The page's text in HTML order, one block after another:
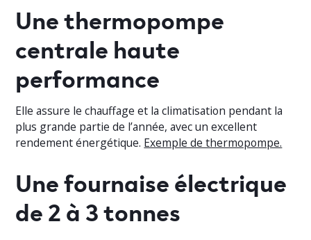
Une thermopompe
centrale haute
performance
Elle assure le chauffage et la climatisation pendant la
plus grande partie de l’année, avec un excellent
rendement énergétique. Exemple de thermopompe.
Une fournaise électrique
de 2 à 3 tonnes